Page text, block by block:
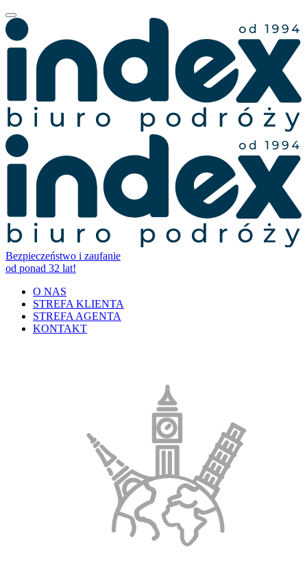
Bezpieczeństwo i zaufanie
od ponad 32 lat!
O NAS
STREFA KLIENTA
STREFA AGENTA
KONTAKT